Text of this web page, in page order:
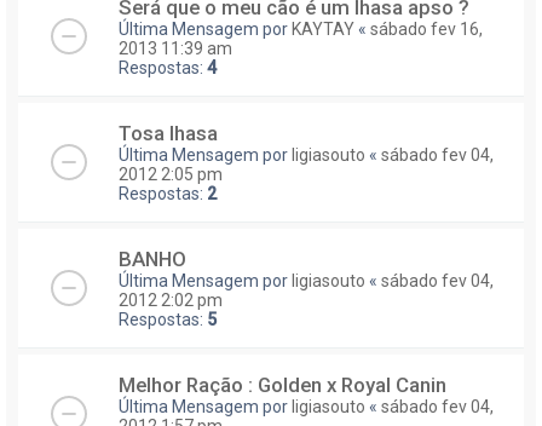
Será que o meu cão é um lhasa apso ?
Última Mensagem por KAYTAY « sábado fev 16,
2013 11:39 am
Respostas: 4
Tosa lhasa
Última Mensagem por ligiasouto « sábado fev 04,
2012 2:05 pm
Respostas: 2
BANHO
Última Mensagem por ligiasouto « sábado fev 04,
2012 2:02 pm
Respostas: 5
Melhor Ração : Golden x Royal Canin
Última Mensagem por ligiasouto « sábado fev 04,